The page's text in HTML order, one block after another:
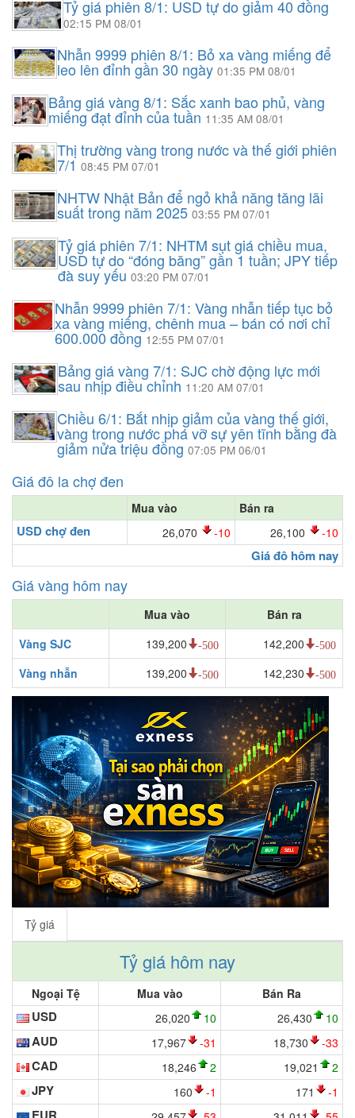
Tỷ giá phiên 8/1: USD tự do giảm 40 đồng
02:15 PM 08/01
Nhẫn 9999 phiên 8/1: Bỏ xa vàng miếng để
leo lên đỉnh gần 30 ngày 01:35 PM 08/01
Bảng giá vàng 8/1: Sắc xanh bao phủ, vàng
miếng đạt đỉnh của tuần 11:35 AM 08/01
Thị trường vàng trong nước và thế giới phiên
7/108:45 PM 07/01
NHTW Nhật Bản để ngỏ khả năng tăng lãi
suất trong năm 2025 03:55 PM 07/01
Tỷ giá phiên 7/1: NHTM sụt giá chiều mua,
USD tự do “đóng băng” gần 1 tuần; JPY tiếp
đà suy yếu 03:20 PM 07/01
Nhẫn 9999 phiên 7/1: Vàng nhẫn tiếp tục bỏ
xa vàng miếng, chênh mua – bán có nơi chỉ
600.000 đồng12:55 PM 07/01
Bảng giá vàng 7/1: SJC chờ động lực mới
sau nhịp điều chỉnh 11:20 AM 07/01
Chiều 6/1: Bắt nhịp giảm của vàng thế giới,
vàng trong nước phá vỡ sự yên tĩnh bằng đà
giảm nửa triệu đồng07:05 PM 06/01
Giá đô la chợ đen
Mua vào Bán ra
USD chợ đen 26,070 -10 26,100 -10
Giá đô hôm nay
Giá vàng hôm nay
Mua vào
Bán ra
Vàng SJC
139,200 -500 142,200 -500
Vàng nhẫn 139,200 -500 142,230 -500
Tỷ giá
Tỷ giá hôm nay
Ngoại Tệ Mua vào Bán Ra
USD 26,020 10 26,430 10
AUD 17,967 -31 18,730 -33
CAD 18,246 2 19,021 2
JPY 160 -1 171 -1